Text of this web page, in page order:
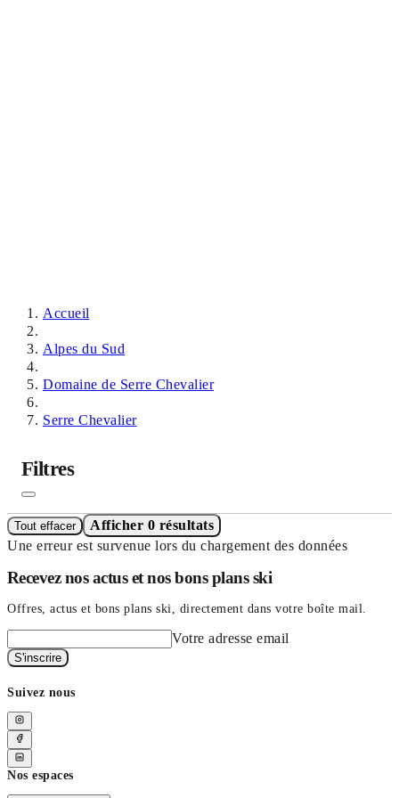
Accueil
Alpes du Sud
Domaine de Serre Chevalier
Serre Chevalier
Filtres
Tout effacer
Afficher 0 résultats
Une erreur est survenue lors du chargement des données
Recevez nos actus et nos bons plans ski
Offres, actus et bons plans ski, directement dans votre boîte mail.
Votre adresse email
S'inscrire
Suivez nous
Nos espaces